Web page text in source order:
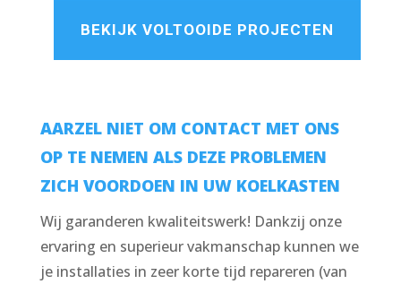
BEKIJK VOLTOOIDE PROJECTEN
AARZEL NIET OM CONTACT MET ONS
OP TE NEMEN ALS DEZE PROBLEMEN
ZICH VOORDOEN IN UW KOELKASTEN
Wij garanderen kwaliteitswerk! Dankzij onze
ervaring en superieur vakmanschap kunnen we
je installaties in zeer korte tijd repareren (van